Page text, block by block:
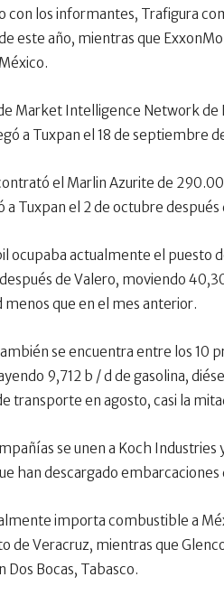
con los informantes, Trafigura
este año, mientras que
Market Intelligence Network
a Tuxpan el 18 de septiembre
el Marlin Azurite de
a Tuxpan el 2 de octubre
ocupaba actualmente el puesto
de Valero, moviendo
menos que en el mes anterior.
se encuentra entre los 10
9,712 b / d de gasolina,
transporte en agosto, casi la
se unen a Koch
han descargado
importa combustible a
de Veracruz, mientras que
Dos Bocas, Tabasco.